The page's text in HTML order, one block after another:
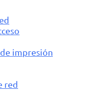
impresión
red